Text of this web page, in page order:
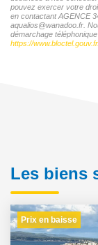
pouvez exercer votre
en contactant AGENCE
aqualios@wanadoo.fr.
démarchage
https://
Les biens
Prix en baisse